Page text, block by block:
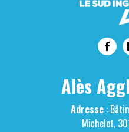
Alès
Adresse :
Michelet,